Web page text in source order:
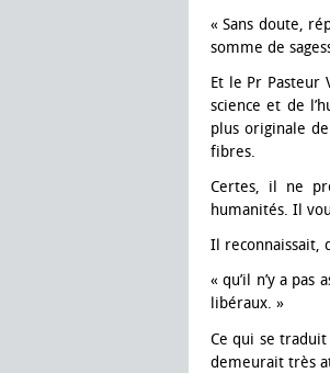
« Sans doute,
somme de
Et le Pr Pasteur
science et de
plus originale
fibres.
Certes, il ne
humanités. Il
Il reconnaissait,
« qu’il n’y a
libéraux. »
Ce qui se traduit
demeurait très